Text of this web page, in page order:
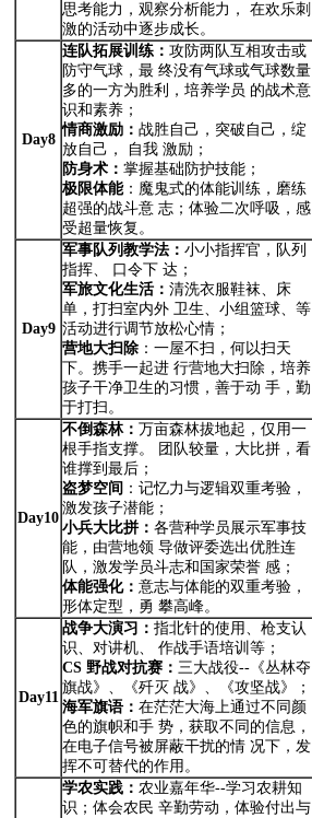
思考能力，观察分析能力， 在欢乐刺
激的活动中逐步成长。
Day8
连队拓展训练：攻防两队互相攻击或
防守气球，最 终没有气球或气球数量
多的一方为胜利，培养学员 的战术意
识和素养；
情商激励：战胜自己，突破自己，绽
放自己， 自我 激励；
防身术：掌握基础防护技能；
极限体能：魔鬼式的体能训练，磨练
超强的战斗意 志；体验二次呼吸，感
受超量恢复。
Day9
军事队列教学法：小小指挥官，队列
指挥、 口令下 达；
军旅文化生活：清洗衣服鞋袜、床
单，打扫室内外 卫生、小组篮球、等
活动进行调节放松心情；
营地大扫除 ：一屋不扫，何以扫天
下。携手一起进 行营地大扫除，培养
孩子干净卫生的习惯，善于动 手，勤
于打扫。
Day10
不倒森林：万亩森林拔地起，仅用一
根手指支撑。 团队较量，大比拼，看
谁撑到最后；
盗梦空间 ：记忆力与逻辑双重考验，
激发孩子潜能；
小兵大比拼：各营种学员展示军事技
能，由营地领 导做评委选出优胜连
队，激发学员斗志和国家荣誉 感；
体能强化：意志与体能的双重考验，
形体定型，勇 攀高峰。
Day11
战争大演习：指北针的使用、枪支认
识、对讲机、 作战手语培训等；
CS 野战对抗赛：三大战役--《丛林夺
旗战》、《歼灭 战》、《攻坚战》；
海军旗语：在茫茫大海上通过不同颜
色的旗帜和手 势，获取不同的信息，
在电子信号被屏蔽干扰的情 况下，发
挥不可替代的作用。
学农实践 ：农业嘉年华--学习农耕知
识；体会农民 辛勤劳动，体验付出与